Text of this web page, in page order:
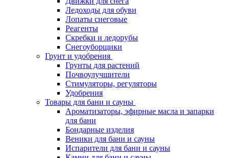
Ледоходы для обуви
Лопаты снеговые
Реагенты
Скребки и ледорубы
Снегоуборщики
Грунт и удобрения
Грунты для растений
Почвоулучшители
Стимуляторы, регуляторы
Удобрения
Товары для бани и сауны
Ароматизаторы, эфирные масла и запарки
для бани
Бондарные изделия
Веники для бани и сауны
Испарители для бани и сауны